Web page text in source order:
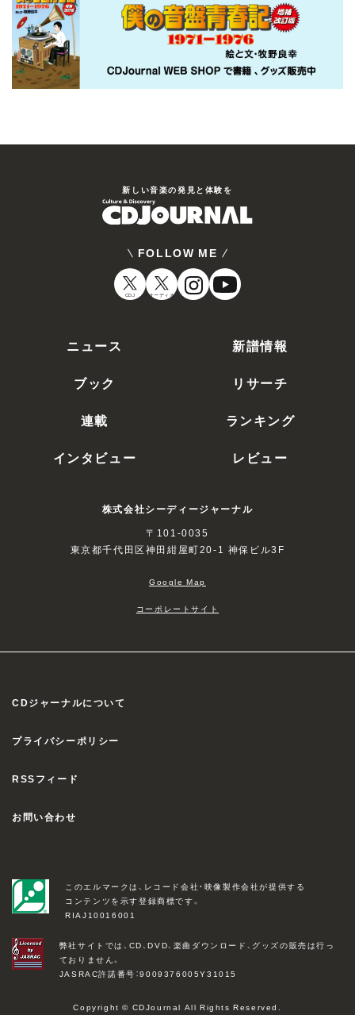
新しい⾳楽の発⾒と体験を
FOLLOW ME
CDJ オーディオ
ニュース
新譜情報
ブック
リサーチ
連載
ランキング
インタビュー
レビュー
株式会社シーディージャーナル
〒101-0035
東京都千代田区神田紺屋町20-1 神保ビル3F
Google Map
コーポレートサイト
CDジャーナルについて
プライバシーポリシー
RSSフィード
お問い合わせ
このエルマークは、レコード会社・映像製作会社が提供する
コンテンツを示す登録商標です。
RIAJ10016001
弊社サイトでは、CD、DVD、楽曲ダウンロード、グッズの販売は行っ
ておりません。
JASRAC許諾番号：9009376005Y31015
Copyright © CDJournal All Rights Reserved.